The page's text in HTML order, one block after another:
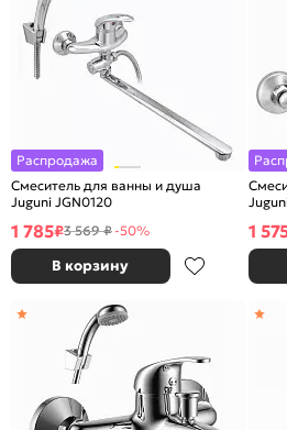
Распродажа
Смеситель для ванны и душа
Juguni JGN0120
1 785₽3 569 ₽-50%
В корзину
1